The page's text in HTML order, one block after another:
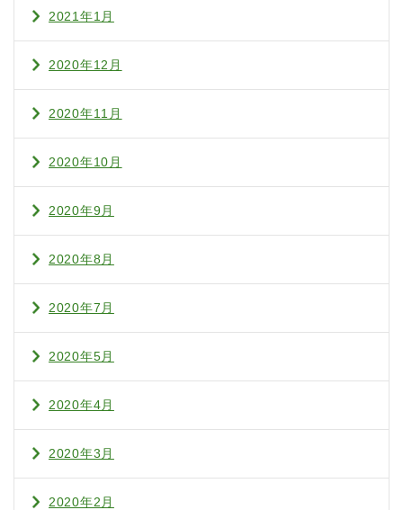
2021年1月
2020年12月
2020年11月
2020年10月
2020年9月
2020年8月
2020年7月
2020年5月
2020年4月
2020年3月
2020年2月